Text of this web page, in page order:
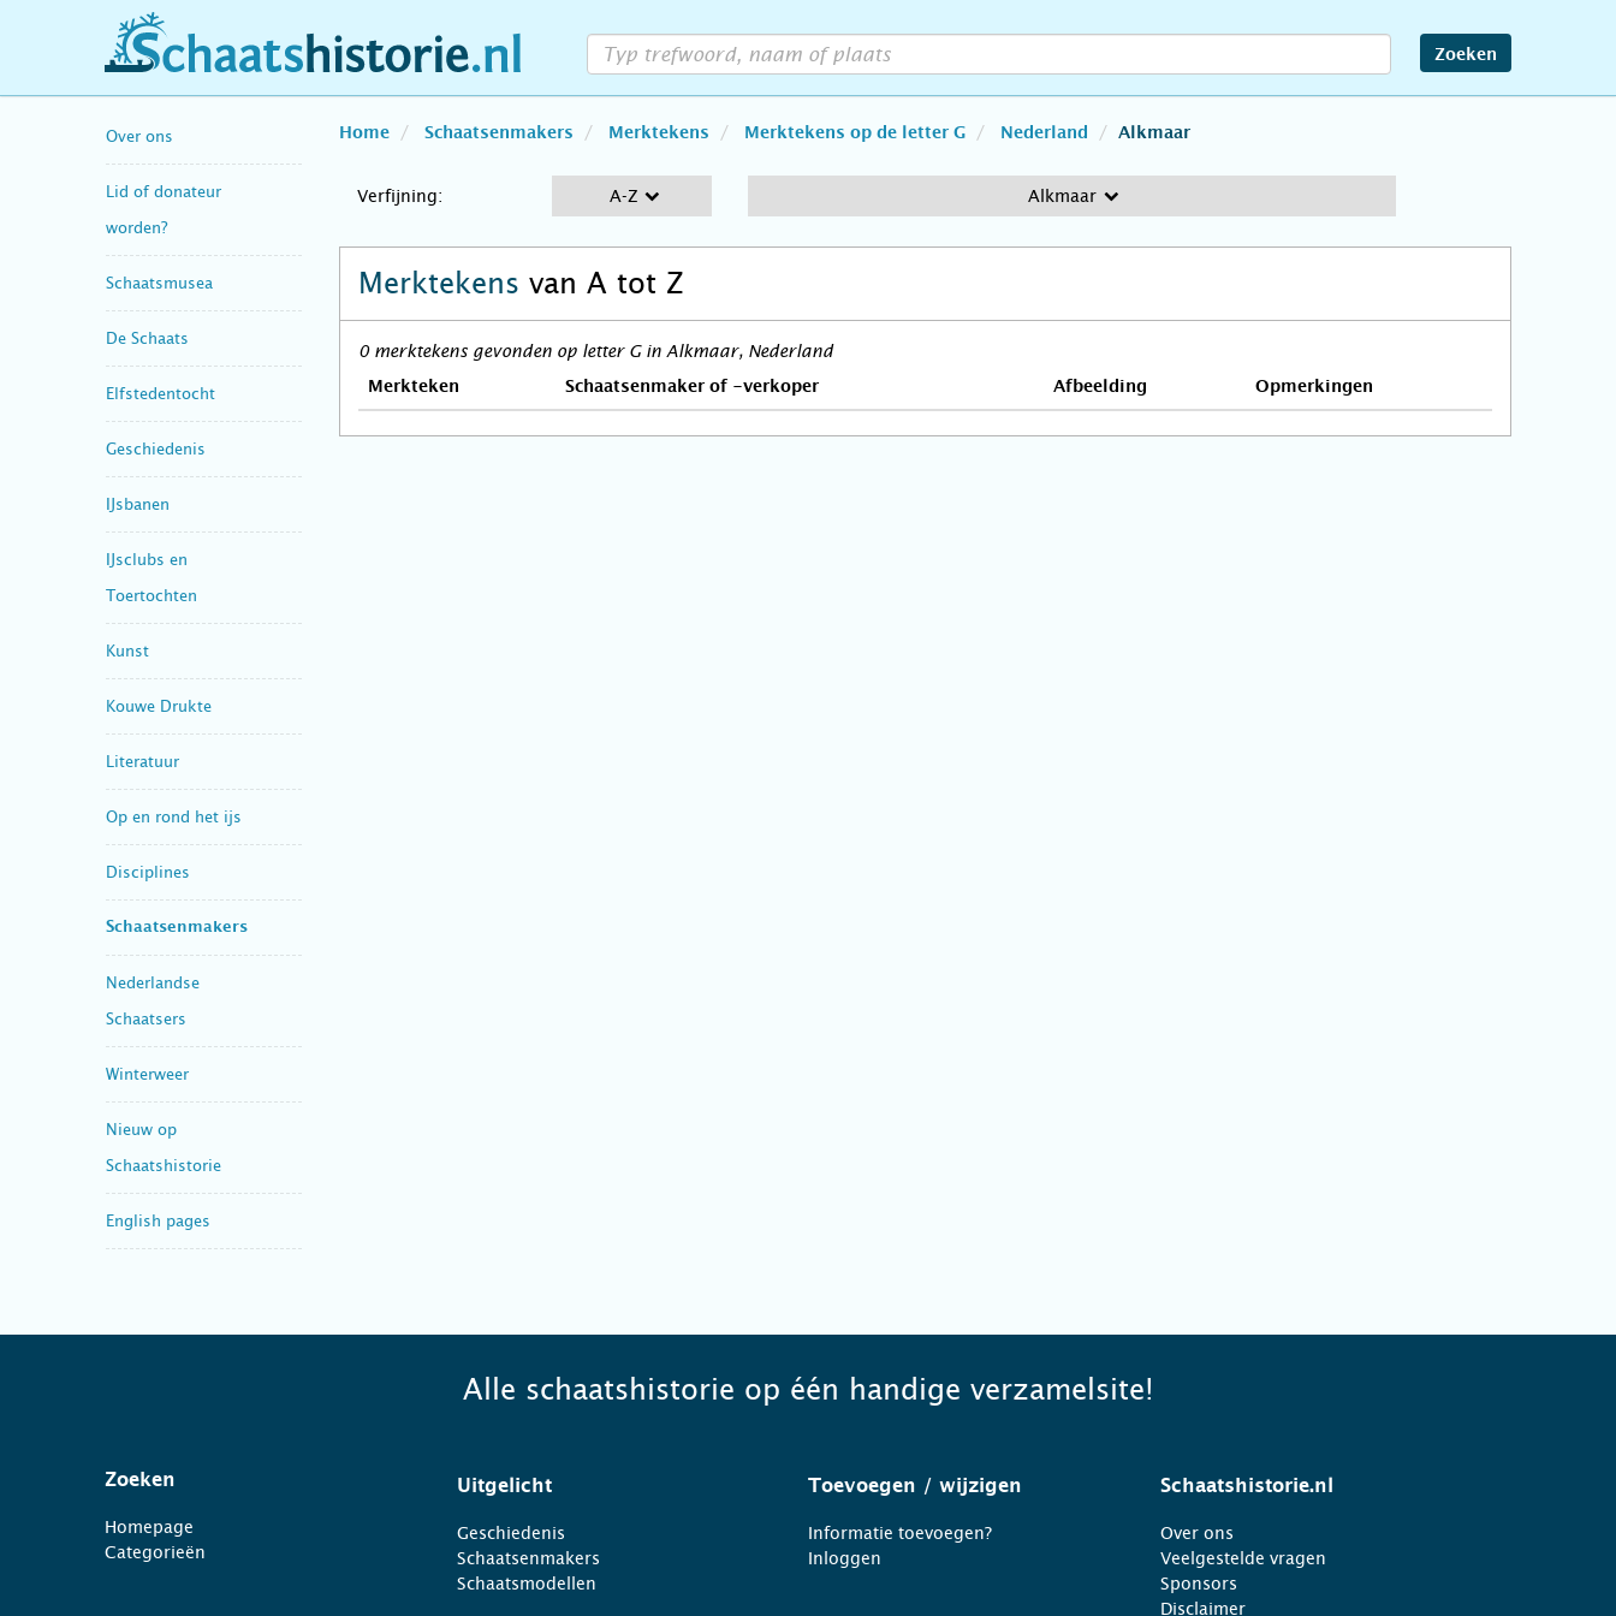
schaatshistorie.nl Zoeken
Over ons
Lid of donateur
worden?
Schaatsmusea
De Schaats
Elfstedentocht
Geschiedenis
IJsbanen
IJsclubs en
Toertochten
Kunst
Kouwe Drukte
Literatuur
Op en rond het ijs
Disciplines
Schaatsenmakers
Nederlandse
Schaatsers
Winterweer
Nieuw op
Schaatshistorie
English pages
Home Schaatsenmakers Merktekens Merktekens op de letter G Nederland Alkmaar
Verfijning: A-Z Alkmaar
Merktekens van A tot Z
0 merktekens gevonden op letter G in Alkmaar, Nederland
Merkteken Schaatsenmaker of -verkoper Afbeelding Opmerkingen
Alle schaatshistorie op één handige verzamelsite!
Zoeken
Homepage
Categorieën
Uitgelicht
Geschiedenis
Schaatsenmakers
Schaatsmodellen
Toevoegen / wijzigen
Informatie toevoegen?
Inloggen
Schaatshistorie.nl
Over ons
Veelgestelde vragen
Sponsors
Disclaimer